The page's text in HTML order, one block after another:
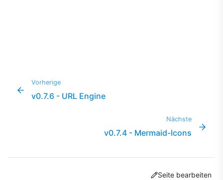
Vorherige
v0.7.6 - URL Engine
Nächste
v0.7.4 - Mermaid-Icons
Seite bearbeiten